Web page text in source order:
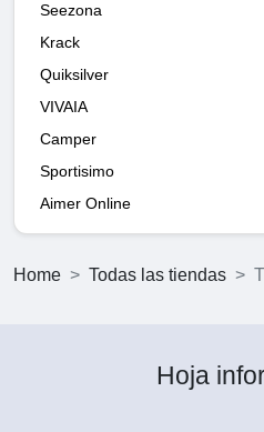
Seezona
Krack
Quiksilver
VIVAIA
Camper
Sportisimo
Aimer Online
Home Todas las tiendas
Hoja